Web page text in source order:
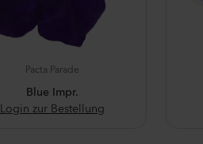
Pacta Parade
Blue Impr.
Login zur Bestellung